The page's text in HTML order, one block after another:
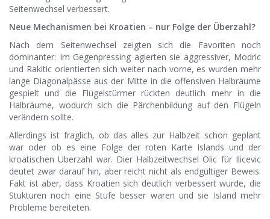
Seitenwechsel verbessert.
Neue Mechanismen bei Kroatien – nur Folge der Überzahl?
Nach dem Seitenwechsel zeigten sich die Favoriten noch
dominanter: Im Gegenpressing agierten sie aggressiver, Modric
und Rakitic orientierten sich weiter nach vorne, es wurden mehr
lange Diagonalpässe aus der Mitte in die offensiven Halbräume
gespielt und die Flügelstürmer rückten deutlich mehr in die
Halbräume, wodurch sich die Pärchenbildung auf den Flügeln
verändern sollte.
Allerdings ist fraglich, ob das alles zur Halbzeit schon geplant
war oder ob es eine Folge der roten Karte Islands und der
kroatischen Überzahl war. Dier Halbzeitwechsel Olic für Ilicevic
deutet zwar darauf hin, aber reicht nicht als endgültiger Beweis.
Fakt ist aber, dass Kroatien sich deutlich verbessert wurde, die
Stukturen noch eine Stufe besser waren und sie Island mehr
Probleme bereiteten.